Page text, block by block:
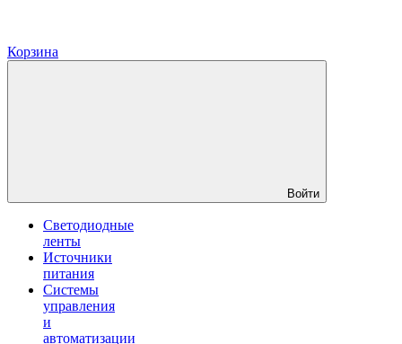
Корзина
Войти
Светодиодные
ленты
Источники
питания
Системы
управления
и
автоматизации